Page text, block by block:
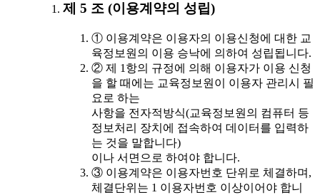
제 5 조 (이용계약의 성립)
① 이용계약은 이용자의 이용신청에 대한 교
육정보원의 이용 승낙에 의하여 성립됩니다.
② 제 1항의 규정에 의해 이용자가 이용 신청
을 할 때에는 교육정보원이 이용자 관리시 필
요로 하는
사항을 전자적방식(교육정보원의 컴퓨터 등
정보처리 장치에 접속하여 데이터를 입력하
는 것을 말합니다)
이나 서면으로 하여야 합니다.
③ 이용계약은 이용자번호 단위로 체결하며,
체결단위는 1 이용자번호 이상이어야 합니